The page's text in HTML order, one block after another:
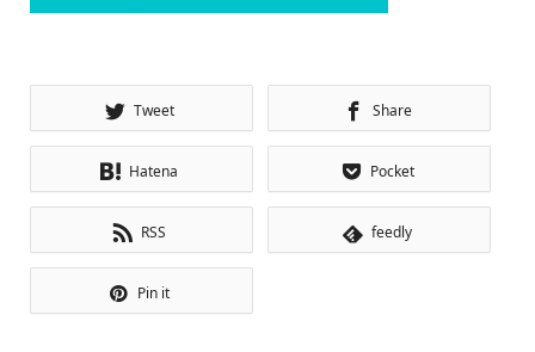
Tweet Share
Hatena Pocket
RSS feedly
Pin it